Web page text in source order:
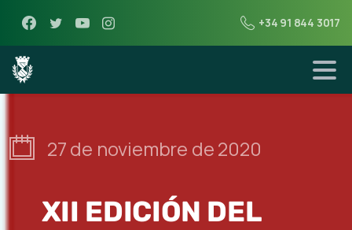
+34 91 844 3017
27 de noviembre de 2020
XII EDICIÓN DEL